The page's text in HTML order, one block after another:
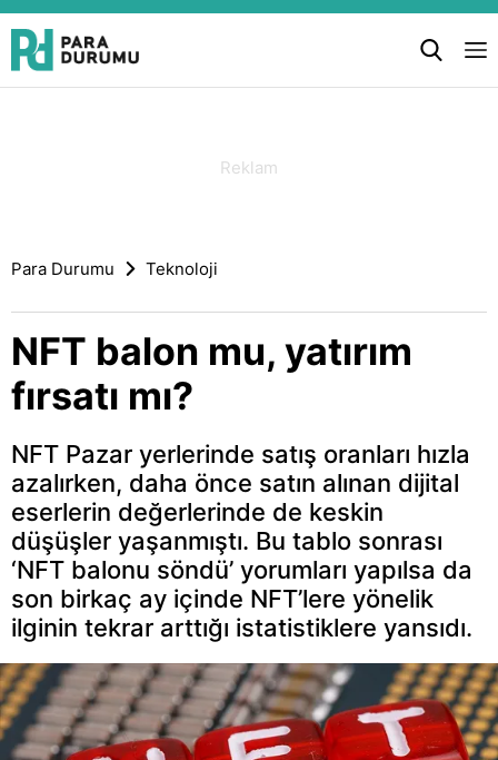
Para Durumu Teknoloji
NFT balon mu, yatırım
fırsatı mı?
NFT Pazar yerlerinde satış oranları hızla
azalırken, daha önce satın alınan dijital
eserlerin değerlerinde de keskin
düşüşler yaşanmıştı. Bu tablo sonrası
‘NFT balonu söndü’ yorumları yapılsa da
son birkaç ay içinde NFT’lere yönelik
ilginin tekrar arttığı istatistiklere yansıdı.